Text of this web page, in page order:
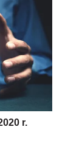
r.